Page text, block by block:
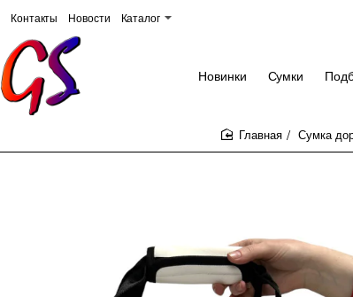
Контакты Новости Каталог
Новинки Сумки
Сумка